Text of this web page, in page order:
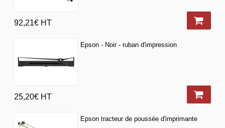
92,21€ HT
Epson - Noir - ruban d'impression
25,20€ HT
Epson tracteur de poussée d'imprimante